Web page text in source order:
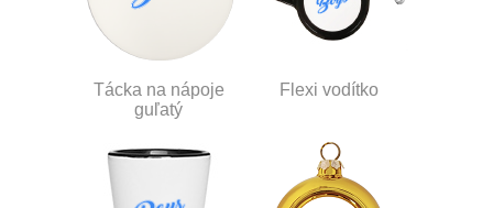
Tácka na nápoje
guľatý
Flexi vodítko